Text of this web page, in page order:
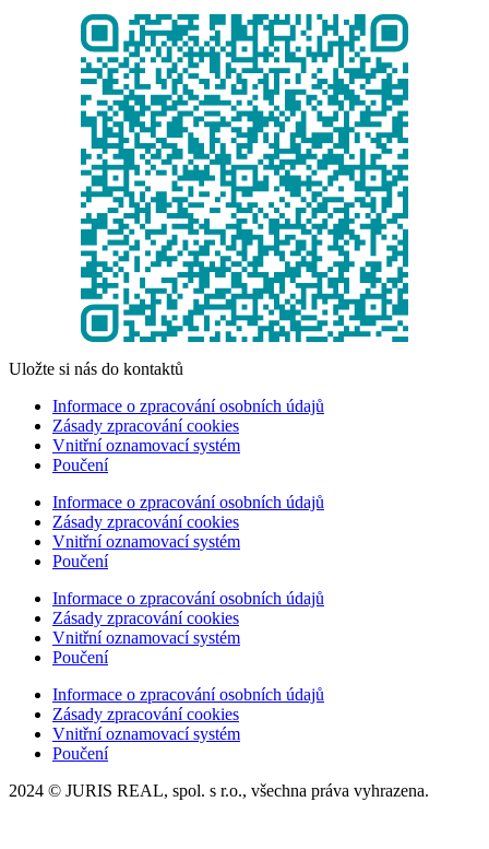
Uložte si nás do kontaktů
Informace o zpracování osobních údajů
Zásady zpracování cookies
Vnitřní oznamovací systém
Poučení
Informace o zpracování osobních údajů
Zásady zpracování cookies
Vnitřní oznamovací systém
Poučení
Informace o zpracování osobních údajů
Zásady zpracování cookies
Vnitřní oznamovací systém
Poučení
Informace o zpracování osobních údajů
Zásady zpracování cookies
Vnitřní oznamovací systém
Poučení
2024 © JURIS REAL, spol. s r.o., všechna práva vyhrazena.